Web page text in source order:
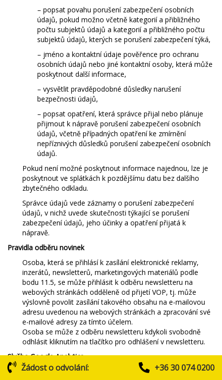
Žádost o odvolání: +36 30 074 0200
– popsat povahu porušení zabezpečení osobních
údajů, pokud možno včetně kategorií a přibližného
počtu subjektů údajů a kategorií a přibližného počtu
subjektů údajů, kterých se porušení zabezpečení týká,
– jméno a kontaktní údaje pověřence pro ochranu
osobních údajů nebo jiné kontaktní osoby, která může
poskytnout další informace,
– vysvětlit pravděpodobné důsledky narušení
bezpečnosti údajů,
– popsat opatření, která správce přijal nebo plánuje
přijmout k nápravě porušení zabezpečení osobních
údajů, včetně případných opatření ke zmírnění
nepříznivých důsledků porušení zabezpečení osobních
údajů.
Pokud není možné poskytnout informace najednou, lze je
poskytnout ve splátkách k pozdějšímu datu bez dalšího
zbytečného odkladu.
Správce údajů vede záznamy o porušení zabezpečení
údajů, v nichž uvede skutečnosti týkající se porušení
zabezpečení údajů, jeho účinky a opatření přijatá k
nápravě.
Pravidla odběru novinek
Osoba, která se přihlásí k zasílání elektronické reklamy,
inzerátů, newsletterů, marketingových materiálů podle
bodu 11.5, se může přihlásit k odběru newsletteru na
webových stránkách odděleně od přijetí VOP, tj. může
výslovně povolit zasílání takového obsahu na e-mailovou
adresu uvedenou na webových stránkách a zpracování své
e-mailové adresy za tímto účelem.
Osoba se může z odběru newsletteru kdykoli svobodně
odhlásit kliknutím na tlačítko pro odhlášení v newsletteru.
Služba Google Analytics
Nezávislé měření a audit návštěvnosti webových stránek a